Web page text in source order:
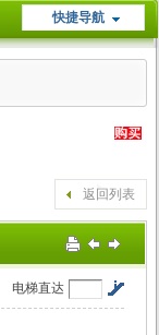
快捷导航
返回列表
电梯直达